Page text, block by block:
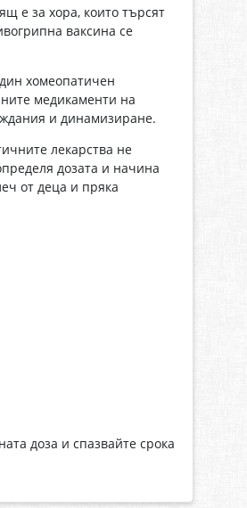
е за хора, които търсят
ваксина се
хомеопатичен
медикаменти на
и динамизиране.
лекарства не
дозата и начина
от деца и пряка
доза и спазвайте срока